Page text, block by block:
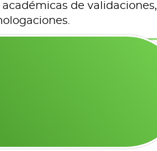
de validaciones,